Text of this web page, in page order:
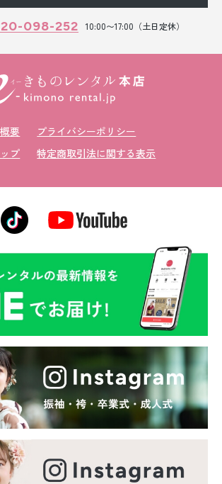
098-252 10:00〜17:00（土日定休）
要
プライバシーポリシー
プ
特定商取引法に関する表示